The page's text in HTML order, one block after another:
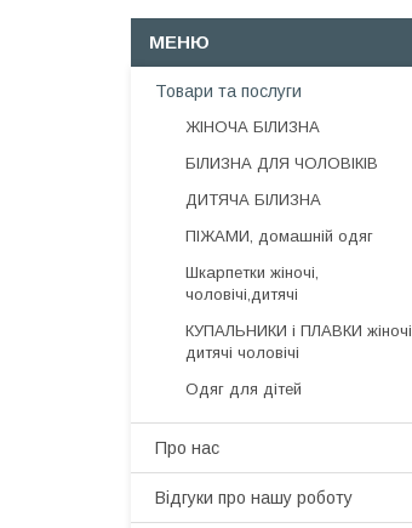
Товари та послуги
ЖІНОЧА БІЛИЗНА
БІЛИЗНА ДЛЯ ЧОЛОВІКІВ
ДИТЯЧА БІЛИЗНА
ПІЖАМИ, домашній одяг
Шкарпетки жіночі,
чоловічі,дитячі
КУПАЛЬНИКИ і ПЛАВКИ жіночі
дитячі чоловічі
Одяг для дітей
Про нас
Відгуки про нашу роботу